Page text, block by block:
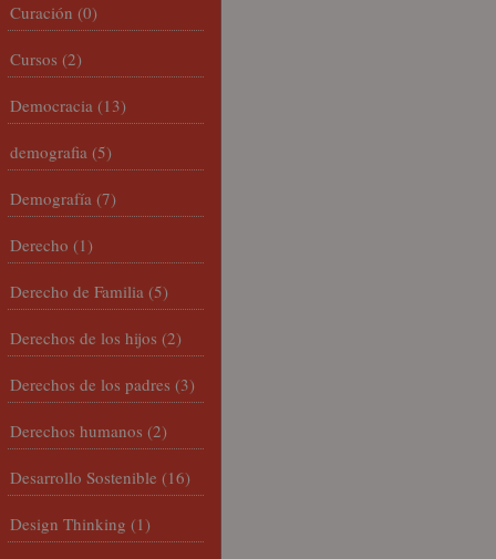
Curación (0)
Cursos (2)
Democracia (13)
demografia (5)
Demografía (7)
Derecho (1)
Derecho de Familia (5)
Derechos de los hijos (2)
Derechos de los padres (3)
Derechos humanos (2)
Desarrollo Sostenible (16)
Design Thinking (1)